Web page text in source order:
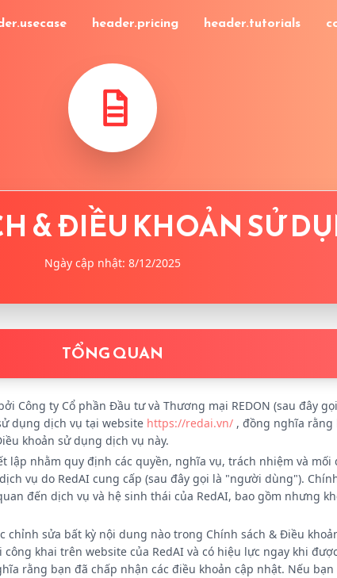
header.pricing header.tutorials
& ĐIỀU KHOẢN SỬ
Ngày cập nhật: 8/12/2025
TỔNG QUAN
Công ty Cổ phần Đầu tư và Thương mại REDON (sau đây
dụng dịch vụ tại website https://redai.vn/ , đồng nghĩa rằng
khoản sử dụng dịch vụ này.
lập nhằm quy định các quyền, nghĩa vụ, trách nhiệm và mối
vụ do RedAI cung cấp (sau đây gọi là "người dùng").
đến dịch vụ và hệ sinh thái của RedAI, bao gồm nhưng
chỉnh sửa bất kỳ nội dung nào trong Chính sách & Điều
khai trên website của RedAI và có hiệu lực ngay khi
rằng bạn đã chấp nhận các điều khoản cập nhật. Nếu